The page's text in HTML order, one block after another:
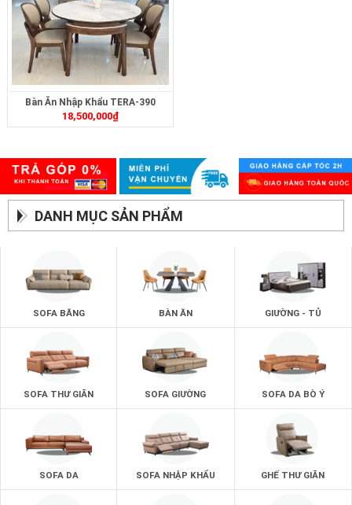
Bàn Ăn Nhập Khẩu TERA-390
18,500,000₫
DANH MỤC SẢN PHẨM
SOFA BĂNG BÀN ĂN GIƯỜNG - TỦ
SOFA THƯ GIÃN SOFA GIƯỜNG SOFA DA BÒ Ý
SOFA DA SOFA NHẬP KHẨU GHẾ THƯ GIÃN